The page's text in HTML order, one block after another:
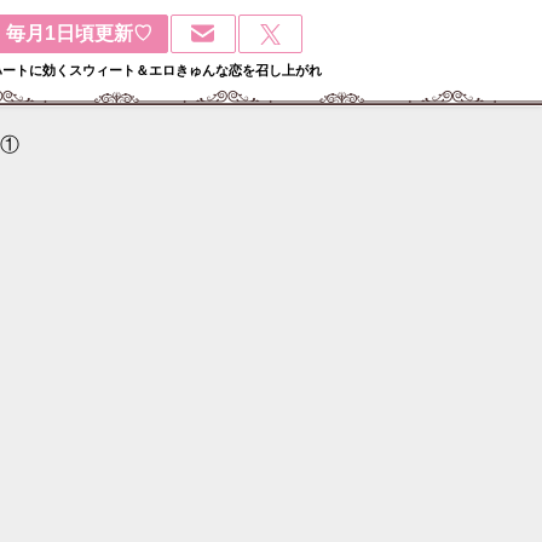
毎月1日頃更新♡
ートに効くスウィート＆エロきゅんな恋を召し上がれ
①